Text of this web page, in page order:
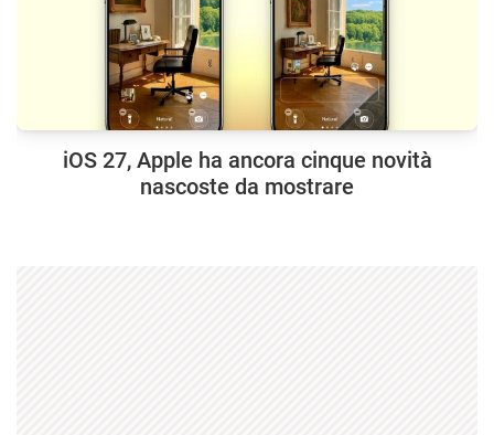
iOS 27, Apple ha ancora cinque novità
nascoste da mostrare